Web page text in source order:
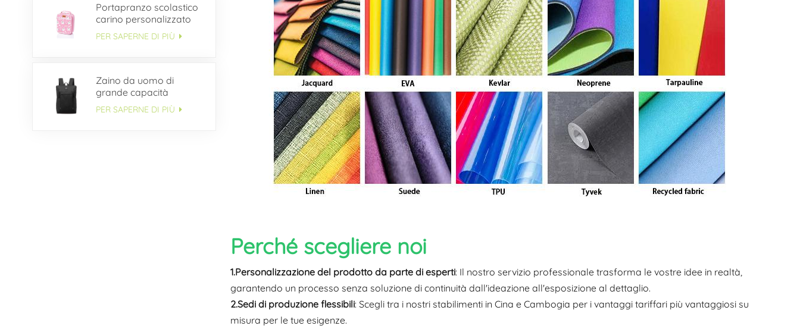
Portapranzo scolastico
carino personalizzato
per bambini
PER SAPERNE DI PIÙ
Zaino da uomo di
grande capacità
multitasche OEM
PER SAPERNE DI PIÙ
Perché scegliere noi
1.Personalizzazione del prodotto da parte di esperti: Il nostro servizio professionale trasforma le vostre idee in realtà,
garantendo un processo senza soluzione di continuità dall'ideazione all'esposizione al dettaglio.
2.Sedi di produzione flessibili: Scegli tra i nostri stabilimenti in Cina e Cambogia per i vantaggi tariffari più vantaggiosi su
misura per le tue esigenze.